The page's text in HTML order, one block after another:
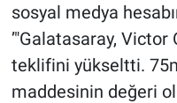
sosyal medya
’"Galatasaray,
teklifini yükseltti.
maddesinin değeri